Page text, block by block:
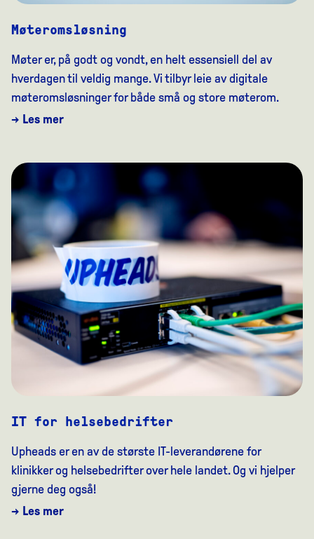
Møteromsløsning
Møter er, på godt og vondt, en helt essensiell del av
hverdagen til veldig mange. Vi tilbyr leie av digitale
møteromsløsninger for både små og store møterom.
→ Les mer
IT for helsebedrifter
Upheads er en av de største IT-leverandørene for
klinikker og helsebedrifter over hele landet. Og vi hjelper
gjerne deg også!
→ Les mer